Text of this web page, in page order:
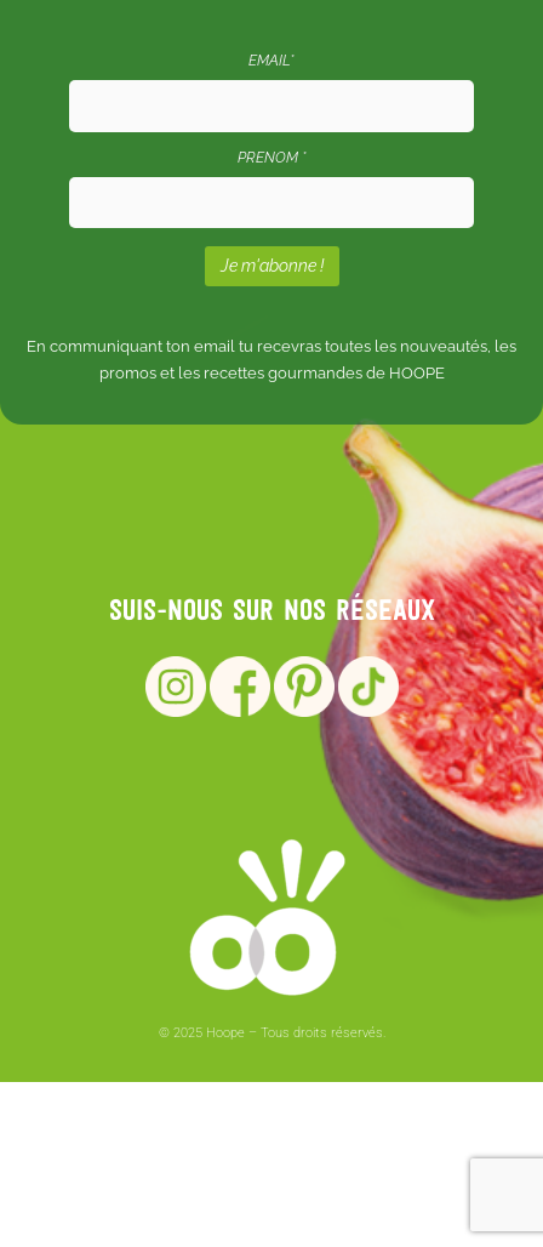
EMAIL*
PRENOM *
En communiquant ton email tu recevras toutes les nouveautés, les
promos et les recettes gourmandes de HOOPE
Suis-nous sur nos réseaux
© 2025 Hoope – Tous droits réservés.